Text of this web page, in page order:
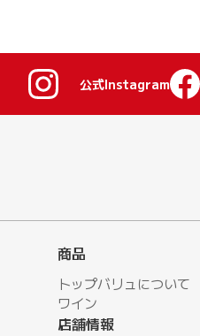
公式Instagram
商品
トップバリュについて
ワイン
店舗情報